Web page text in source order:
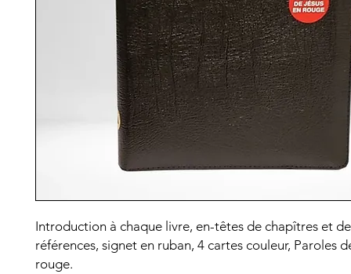
Introduction à chaque livre, en-têtes de chapîtres et
références, signet en ruban, 4 cartes couleur, Paroles
rouge.